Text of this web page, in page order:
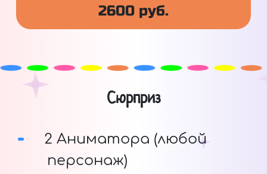
2600 руб.
Сюрприз
2 Аниматора (любой
персонаж)